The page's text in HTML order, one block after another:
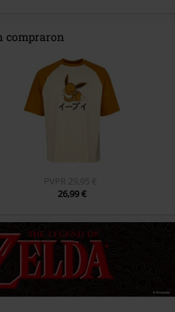
compraron
PVPR 29,95 €
26,99 €